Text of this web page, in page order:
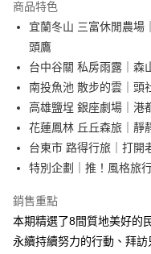
Apple Pay
街口支付
悠遊付
ATM付款
運送方式
每筆NT$50，滿NT$499(含
付款後全家取貨
商品特色
宜蘭冬山 三富休閒農場
頭鷹
台中谷關 私房雨露｜森
南投魚池 散步的雲｜頭
高雄鹽埕 銀座劇場｜港
花蓮鳳林 丘丘森旅｜靜
台東市 路得行旅｜打開
特別企劃｜推！風格旅
銷售重點
本期精選了8間質地美好的
永續持續努力的行動、拜